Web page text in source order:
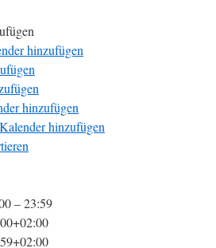
hinzufügen
hinzufügen
hinzufügen
– 23:59